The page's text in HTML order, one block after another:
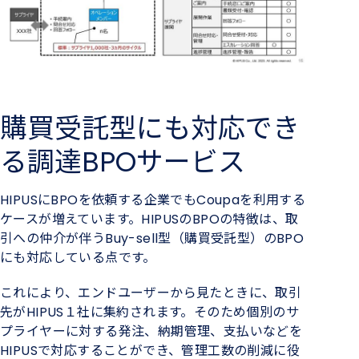
購買受託型にも対応でき
る調達BPOサービス
HIPUSにBPOを依頼する企業でもCoupaを利用する
ケースが増えています。HIPUSのBPOの特徴は、取
引への仲介が伴うBuy-sell型（購買受託型）のBPO
にも対応している点です。
これにより、エンドユーザーから見たときに、取引
先がHIPUS１社に集約されます。そのため個別のサ
プライヤーに対する発注、納期管理、支払いなどを
HIPUSで対応することができ、管理工数の削減に役